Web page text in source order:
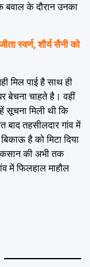
बवाल के दौरान उनका
स्वर्ण, शौर्य सैनी को
मिल पाई है साथ ही
बेचना चाहते है। वहीं
सूचना मिली थी कि
तहसीलदार गांव में
है को मिटा दिया
की अभी तक
में फिलहाल माहौल